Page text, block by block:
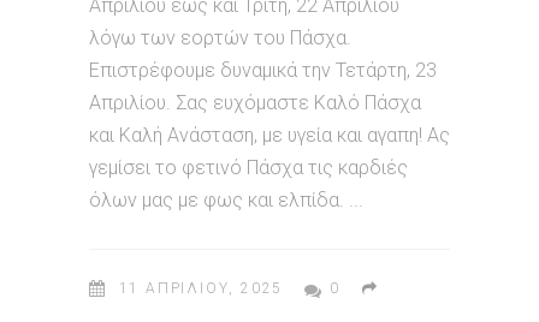
Απριλίου έως και Τρίτη, 22 Απριλίου
λόγω των εορτών του Πάσχα.
Επιστρέφουμε δυναμικά την Τετάρτη, 23
Απριλίου. Σας ευχόμαστε Καλό Πάσχα
και Καλή Ανάσταση, με υγεία και αγαπη! Ας
γεμίσει το φετινό Πάσχα τις καρδιές
όλων μας με φως και ελπίδα.
11 ΑΠΡΙΛΊΟΥ, 2025 0